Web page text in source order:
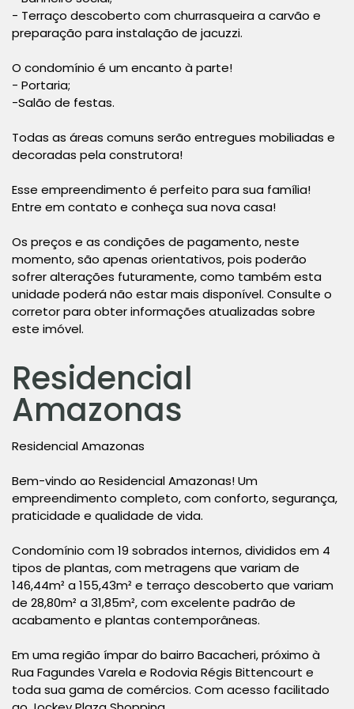
- Terraço descoberto com churrasqueira a carvão e
preparação para instalação de jacuzzi.
O condomínio é um encanto à parte!
- Portaria;
-Salão de festas.
Todas as áreas comuns serão entregues mobiliadas e
decoradas pela construtora!
Esse empreendimento é perfeito para sua família!
Entre em contato e conheça sua nova casa!
Os preços e as condições de pagamento, neste
momento, são apenas orientativos, pois poderão
sofrer alterações futuramente, como também esta
unidade poderá não estar mais disponível. Consulte o
corretor para obter informações atualizadas sobre
este imóvel.
Residencial
Amazonas
Residencial Amazonas
Bem-vindo ao Residencial Amazonas! Um
empreendimento completo, com conforto, segurança,
praticidade e qualidade de vida.
Condomínio com 19 sobrados internos, divididos em 4
tipos de plantas, com metragens que variam de
146,44m² a 155,43m² e terraço descoberto que variam
de 28,80m² a 31,85m², com excelente padrão de
acabamento e plantas contemporâneas.
Em uma região ímpar do bairro Bacacheri, próximo à
Rua Fagundes Varela e Rodovia Régis Bittencourt e
toda sua gama de comércios. Com acesso facilitado